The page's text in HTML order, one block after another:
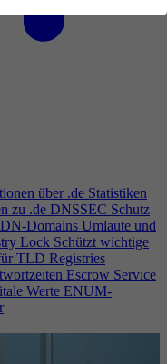
über .de Statistiken
zu .de DNSSEC Schutz
Domains Umlaute und
Lock Schützt wichtige
TLD Registries
Escrow Service
Werte ENUM-